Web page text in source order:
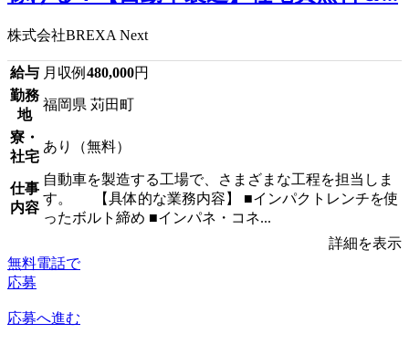
株式会社BREXA Next
給与 月収例 480,000円
勤務
地
福岡県 苅田町
寮・
社宅
あり（無料）
仕事
内容
自動車を製造する工場で、さまざまな工程を担当しま
す。 【具体的な業務内容】 ■インパクトレンチを使
ったボルト締め ■インパネ・コネ...
詳細を表示
無料電話で
応募
応募へ進む